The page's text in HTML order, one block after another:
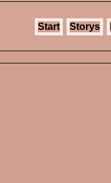
Start Storys